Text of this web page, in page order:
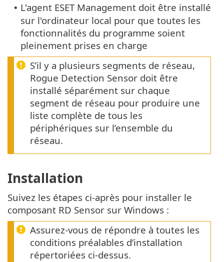
• L'agent ESET Management doit être installé
sur l'ordinateur local pour que toutes les
fonctionnalités du programme soient
pleinement prises en charge
S’il y a plusieurs segments de réseau,
Rogue Detection Sensor doit être
installé séparément sur chaque
segment de réseau pour produire une
liste complète de tous les
périphériques sur l’ensemble du
réseau.
Installation
Suivez les étapes ci-après pour installer le
composant RD Sensor sur Windows :
Assurez-vous de répondre à toutes les
conditions préalables d’installation
répertoriées ci-dessus.